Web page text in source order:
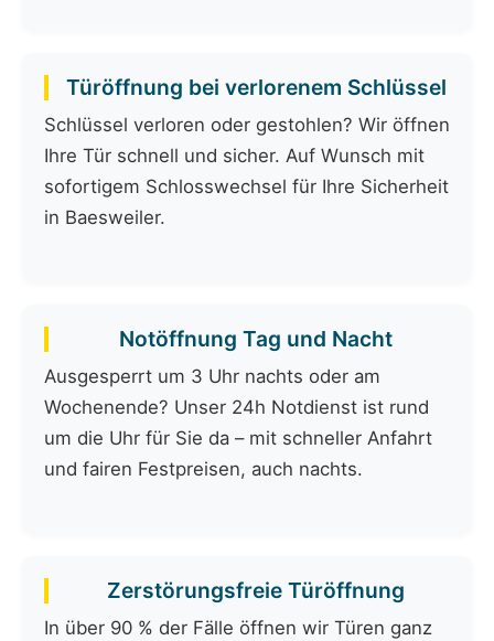
Türöffnung bei verlorenem Schlüssel
Schlüssel verloren oder gestohlen? Wir öffnen
Ihre Tür schnell und sicher. Auf Wunsch mit
sofortigem Schlosswechsel für Ihre Sicherheit
in Baesweiler.
Notöffnung Tag und Nacht
Ausgesperrt um 3 Uhr nachts oder am
Wochenende? Unser 24h Notdienst ist rund
um die Uhr für Sie da – mit schneller Anfahrt
und fairen Festpreisen, auch nachts.
Zerstörungsfreie Türöffnung
In über 90 % der Fälle öffnen wir Türen ganz